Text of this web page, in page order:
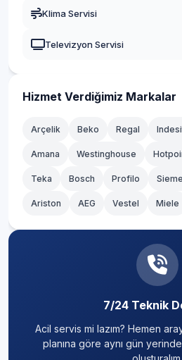
Klima Servisi
Televizyon Servisi
Hizmet Verdiğimiz Markalar
Arçelik Beko Regal
Amana Westinghouse
Teka Bosch Profilo
Ariston AEG Vestel Miele
7/24 Teknik
Acil servis mi lazım? Hemen
planına göre aynı gün